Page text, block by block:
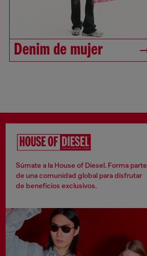
Denim de mujer
Súmate a la House of Diesel. Forma parte
de una comunidad global para disfrutar
de beneficios exclusivos.